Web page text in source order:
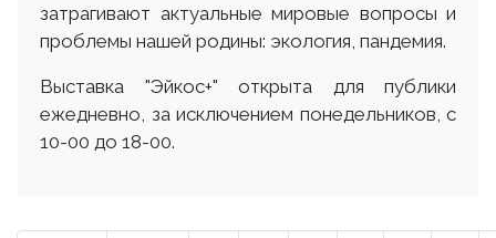
затрагивают актуальные мировые вопросы и
проблемы нашей родины: экология, пандемия.
Выставка "Эйкос+" открыта для публики
ежедневно, за исключением понедельников, с
10-00 до 18-00.